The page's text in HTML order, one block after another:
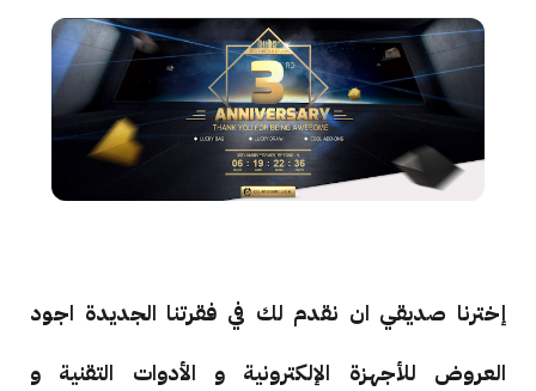
إخترنا صديقي ان نقدم لك في فقرتنا الجديدة اجود
العروض للأجهزة الإلكترونية و الأدوات التقنية و